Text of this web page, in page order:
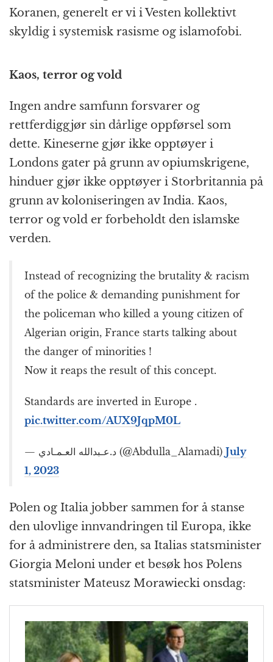
Koranen, generelt er vi i Vesten kollektivt
skyldig i systemisk rasisme og islamofobi.
Kaos, terror og vold
Ingen andre samfunn forsvarer og
rettferdiggjør sin dårlige oppførsel som
dette. Kineserne gjør ikke opptøyer i
Londons gater på grunn av opiumskrigene,
hinduer gjør ikke opptøyer i Storbritannia på
grunn av koloniseringen av India. Kaos,
terror og vold er forbeholdt den islamske
verden.
Instead of recognizing the brutality & racism
of the police & demanding punishment for
the policeman who killed a young citizen of
Algerian origin, France starts talking about
the danger of minorities !
Now it reaps the result of this concept.
Standards are inverted in Europe .
pic.twitter.com/AUX9JqpM0L
— د.عـبدالله العـمـادي (@Abdulla_Alamadi) July
1, 2023
Polen og Italia jobber sammen for å stanse
den ulovlige innvandringen til Europa, ikke
for å administrere den, sa Italias stats­minister
Giorgia Meloni under et besøk hos Polens
stats­minister Mateusz Morawiecki onsdag: